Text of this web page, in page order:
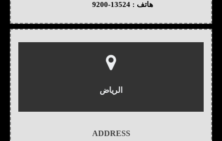
هاتف : 9200-13524
الرياض
ADDRESS